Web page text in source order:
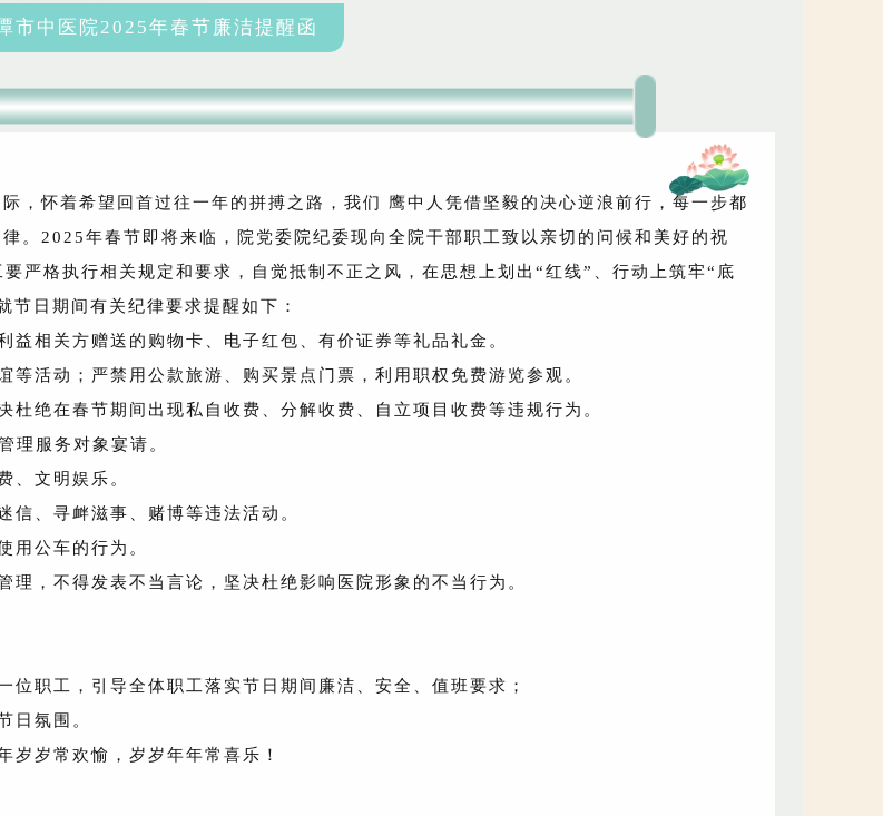
市中医院2025年春节廉洁提醒函
，怀着希望回首过往一年的拼搏之路，我们 鹰中人凭借坚毅的决心逆浪前行，每一步都
。2025年春节即将来临，院党委院纪委现向全院干部职工致以亲切的问候和美好的祝
严格执行相关规定和要求，自觉抵制不正之风，在思想上划出“红线”、行动上筑牢“底
日期间有关纪律要求提醒如下：
相关方赠送的购物卡、电子红包、有价证券等礼品礼金。
活动；严禁用公款旅游、购买景点门票，利用职权免费游览参观。
绝在春节期间出现私自收费、分解收费、自立项目收费等违规行为。
理服务对象宴请。
、文明娱乐。
信、寻衅滋事、赌博等违法活动。
用公车的行为。
，不得发表不当言论，坚决杜绝影响医院形象的不当行为。
职工，引导全体职工落实节日期间廉洁、安全、值班要求；
日氛围。
岁岁常欢愉，岁岁年年常喜乐！